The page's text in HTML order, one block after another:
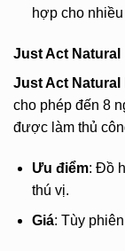
hợp cho
Just Act Natural
Just Act Natural
cho phép đến 8
được làm thủ
Ưu điểm: Đồ
thú vị.
Giá: Tùy